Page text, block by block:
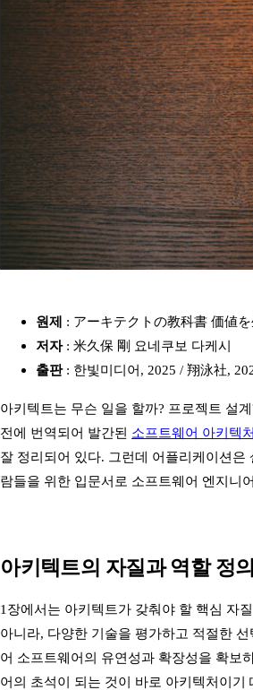
원제
: アーキテクトの教科書 価値
저자: 米久保 剛 요네쿠보 다케시
출판: 한빛미디어, 2025 / 翔泳社,
아키텍트는 무슨 일을 할까? 프로젝트 설
전에 번역되어 발간된 소프트웨어 아키텍
잘 정리되어 있다. 그런데 어플리케이션
람들을 위한 입문서로 소프트웨어 엔지니
아키텍트의 자질과 역할 정의
1장에서는 아키텍트가 갖춰야 할 핵심 자
아니라, 다양한 기술을 평가하고 적절한
어 소프트웨어의 유연성과 확장성을 확보
어의 초석이 되는 것이 바로 아키텍처이기